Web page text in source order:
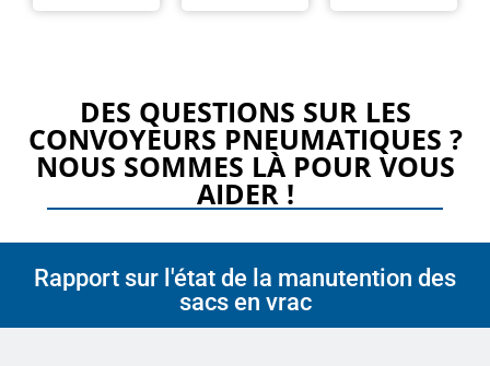
DES QUESTIONS SUR LES
CONVOYEURS PNEUMATIQUES ?
NOUS SOMMES LÀ POUR VOUS
AIDER !
Rapport sur l'état de la manutention des
sacs en vrac